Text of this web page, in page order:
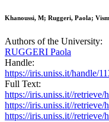
Khanoussi, M; Ruggeri, Paola;
Authors of the University:
RUGGERI Paola
Handle:
https://iris.uniss.it/handle/
Full Text:
https://iris.uniss.it//
https://iris.uniss.it//
https://iris.uniss.it//